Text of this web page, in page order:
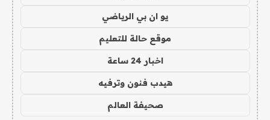
يو ان بي الرياضي
موقع حالة للتعليم
اخبار 24 ساعة
هيدب فنون وترفيه
صحيفة العالم